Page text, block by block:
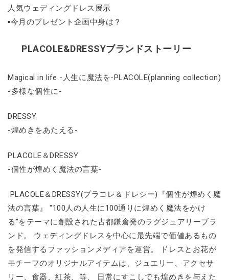
人気ウェディングドレス展示
▪今月のプレゼント企画中身は？
PLACOLE&DRESSYブランドストーリー
Magical in life -人生に魔法を-PLACOLE(planning collection)
-多様な個性に-
DRESSY
-煌めきをあたえる-
PLACOLE＆DRESSY
-個性が煌めく魔法の言葉-
PLACOLE＆DRESSY(プラコレ＆ドレシー)『個性が煌めく魔
法の言葉』 "100人の人生に100通りに煌めく魔法をかけ
る"をテーマに創設された古都鎌倉発のラグジュアリーブラ
ンド。 ウェディングドレスを中心に最先端で価値あるもの
を発信するファッションメディアを運営。 ドレスとお花が
モチーフのオリジナルアイテムは、ジュエリー、アクセサ
リー、食器、紅茶、等、 日常にすこしでも煌めきを与えた